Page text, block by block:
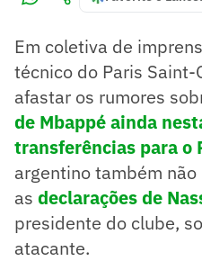
Em coletiva de
técnico do Paris
afastar os rumores
de Mbappé ainda
transferências para o
argentino também
as declarações de
presidente do clube,
atacante.